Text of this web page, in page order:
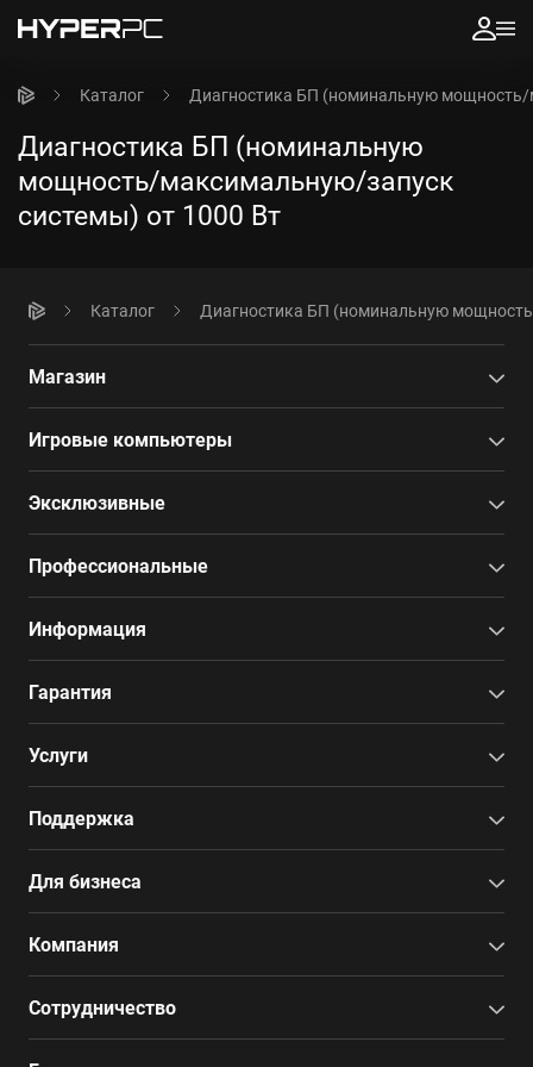
Каталог Диагностика БП (номинальную
Диагностика БП (номинальную
мощность/максимальную/запуск
системы) от 1000 Вт
Каталог Диагностика БП (номинальную
Магазин
Игровые компьютеры
Эксклюзивные
Профессиональные
Информация
Гарантия
Услуги
Поддержка
Для бизнеса
Компания
Сотрудничество